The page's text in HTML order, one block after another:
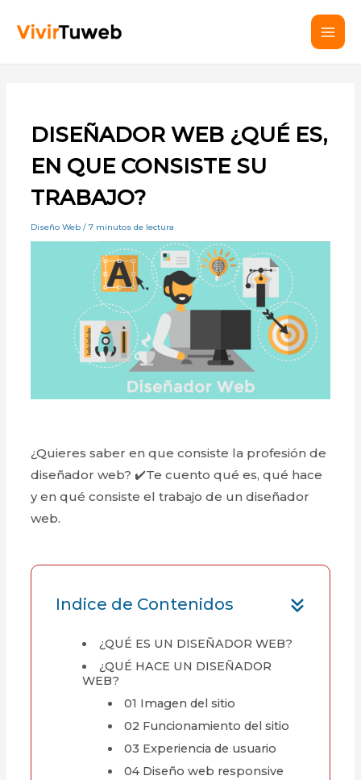
DISEÑADOR WEB ¿QUÉ ES,
EN QUE CONSISTE SU
TRABAJO?
Diseño Web /7 minutos de lectura
¿Quieres saber en que consiste la profesión de
diseñador web? ✔️Te cuento qué es, qué hace
y en qué consiste el trabajo de un diseñador
web.
Indice de Contenidos
¿QUÉ ES UN DISEÑADOR WEB?
¿QUÉ HACE UN DISEÑADOR
WEB?
01 Imagen del sitio
02 Funcionamiento del sitio
03 Experiencia de usuario
04 Diseño web responsive